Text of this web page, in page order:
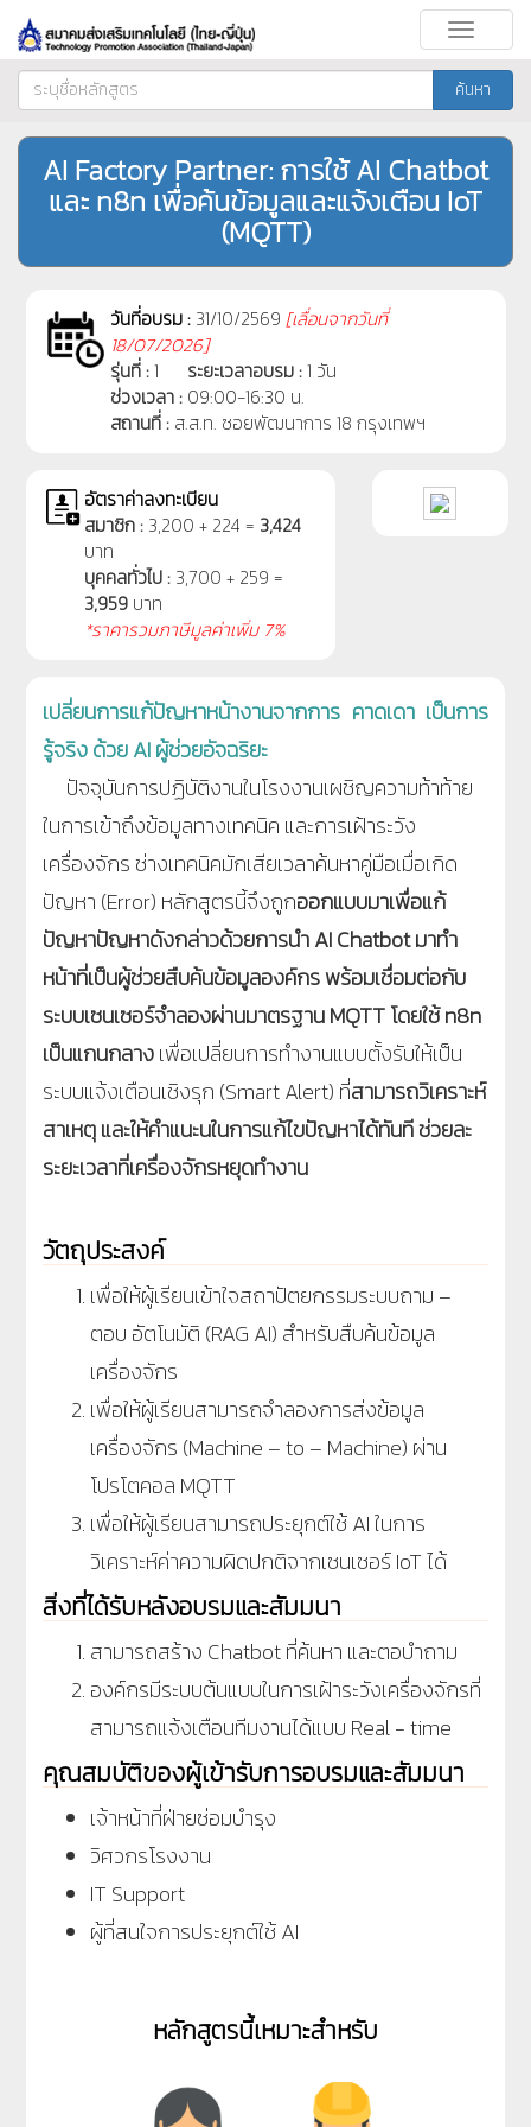
Toggle
ค้นหา
AI Factory Partner: การใช้ AI Chatbot
และ n8n เพื่อค้นข้อมูลและแจ้งเตือน IoT
(MQTT)
วันที่อบรม : 31/10/2569 [เลื่อนจากวันที่
18/07/2026]
รุ่นที่ :1 ระยะเวลาอบรม :1 วัน
ช่วงเวลา : 09:00-16:30 น.
สถานที่ : ส.ส.ท. ซอยพัฒนาการ 18 กรุงเทพฯ
อัตราค่าลงทะเบียน
สมาชิก : 3,200 + 224 = 3,424
บาท
บุคคลทั่วไป : 3,700 + 259 =
3,959 บาท
*ราคารวมภาษีมูลค่าเพิ่ม 7%
เปลี่ยนการแก้ปัญหาหน้างานจากการ คาดเดา เป็นการ
รู้จริง ด้วย AI ผู้ช่วยอัจฉริยะ
ปัจจุบันการปฏิบัติงานในโรงงานเผชิญความท้าท้าย
ในการเข้าถึงข้อมูลทางเทคนิค และการเฝ้าระวัง
เครื่องจักร ช่างเทคนิคมักเสียเวลาค้นหาคู่มือเมื่อเกิด
ปัญหา (Error) หลักสูตรนี้จึงถูกออกแบบมาเพื่อแก้
ปัญหาปัญหาดังกล่าวด้วยการนำ AI Chatbot มาทำ
หน้าที่เป็นผู้ช่วยสืบค้นข้อมูลองค์กร พร้อมเชื่อมต่อกับ
ระบบเซนเซอร์จำลองผ่านมาตรฐาน MQTT โดยใช้ n8n
เป็นแกนกลางเพื่อเปลี่ยนการทำงานแบบตั้งรับให้เป็น
ระบบแจ้งเตือนเชิงรุก (Smart Alert) ที่สามารถวิเคราะห์
สาเหตุ และให้คำแนะนในการแก้ไขปัญหาได้ทันที ช่วยละ
ระยะเวลาที่เครื่องจักรหยุดทำงาน
วัตถุประสงค์
เพื่อให้ผู้เรียนเข้าใจสถาปัตยกรรมระบบถาม –
ตอบ อัตโนมัติ (RAG AI) สำหรับสืบค้นข้อมูล
เครื่องจักร
เพื่อให้ผู้เรียนสามารถจำลองการส่งข้อมูล
เครื่องจักร (Machine – to – Machine) ผ่าน
โปรโตคอล MQTT
เพื่อให้ผู้เรียนสามารถประยุกต์ใช้ AI ในการ
วิเคราะห์ค่าความผิดปกติจากเซนเซอร์ IoT ได้
สิ่งที่ได้รับหลังอบรมและสัมมนา
สามารถสร้าง Chatbot ที่ค้นหา และตอบำถาม
องค์กรมีระบบต้นแบบในการเฝ้าระวังเครื่องจักรที่
สามารถแจ้งเตือนทีมงานได้แบบ Real - time
คุณสมบัติของผู้เข้ารับการอบรมและสัมมนา
เจ้าหน้าที่ฝ่ายซ่อมบำรุง
วิศวกรโรงงาน
IT Support
ผู้ที่สนใจการประยุกต์ใช้ AI
หลักสูตรนี้เหมาะสำหรับ